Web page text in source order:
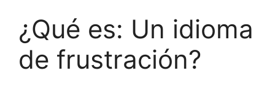
¿Qué es: Un idioma
de frustración?